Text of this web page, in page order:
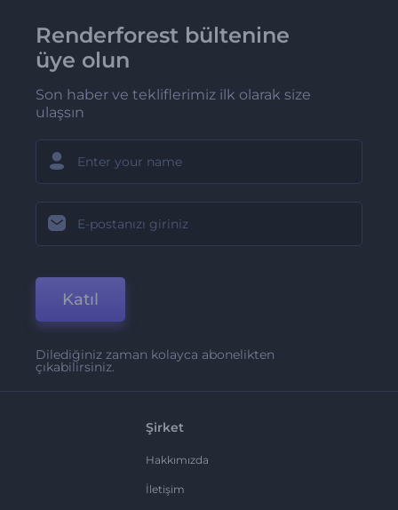
Renderforest bültenine
üye olun
Son haber ve tekliflerimiz ilk olarak size
ulaşsın
Katıl
Dilediğiniz zaman kolayca abonelikten
çıkabilirsiniz.
Şirket
Hakkımızda
İletişim